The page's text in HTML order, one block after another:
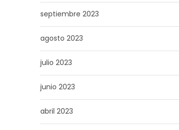
septiembre 2023
agosto 2023
julio 2023
junio 2023
abril 2023